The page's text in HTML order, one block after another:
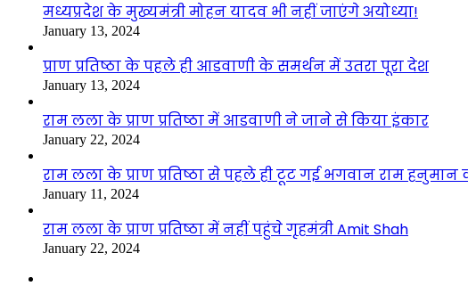
मध्यप्रदेश के मुख्यमंत्री मोहन यादव भी नहीं जाएंगे अयोध्या!
January 13, 2024
प्राण प्रतिष्ठा के पहले ही आडवाणी के समर्थन में उतरा पूरा देश
January 13, 2024
राम लला के प्राण प्रतिष्ठा में आडवाणी ने जाने से किया इंकार
January 22, 2024
राम लला के प्राण प्रतिष्ठा से पहले ही टूट गई भगवान राम
January 11, 2024
राम लला के प्राण प्रतिष्ठा में नहीं पहुंचे गृहमंत्री Amit Shah
January 22, 2024